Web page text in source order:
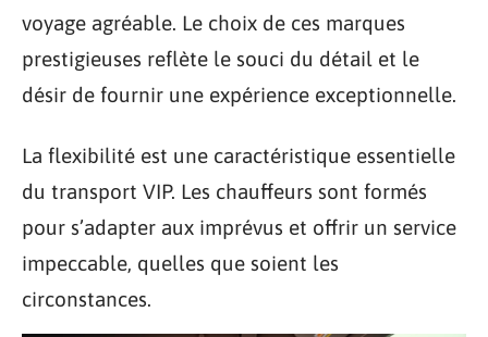
voyage agréable. Le choix de ces marques
prestigieuses reflète le souci du détail et le
désir de fournir une expérience exceptionnelle.
La flexibilité est une caractéristique essentielle
du transport VIP. Les chauffeurs sont formés
pour s’adapter aux imprévus et offrir un service
impeccable, quelles que soient les
circonstances.